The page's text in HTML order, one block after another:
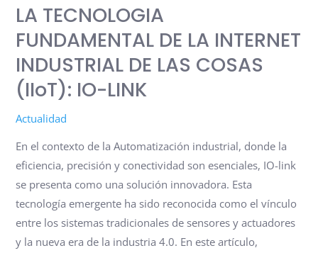
LA TECNOLOGIA
FUNDAMENTAL DE LA INTERNET
INDUSTRIAL DE LAS COSAS
(IIoT): IO-LINK
Actualidad
En el contexto de la Automatización industrial, donde la
eficiencia, precisión y conectividad son esenciales, IO-link
se presenta como una solución innovadora. Esta
tecnología emergente ha sido reconocida como el vínculo
entre los sistemas tradicionales de sensores y actuadores
y la nueva era de la industria 4.0. En este artículo,
INDUSTRIAL
DE
LAS
COSAS
(IIoT):
LINK